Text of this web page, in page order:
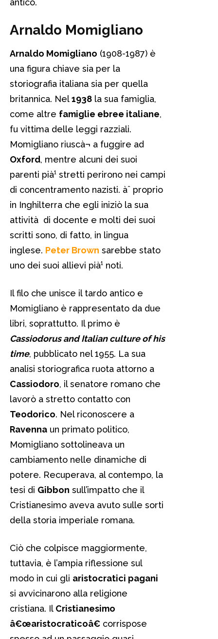
antico.
Arnaldo Momigliano
Arnaldo Momigliano (1908-1987) è
una figura chiave sia per la
storiografia italiana sia per quella
britannica. Nel1938 la sua famiglia,
come altre famiglie ebree italiane,
fu vittima delle leggi razziali.
Momigliano riuscà¬ a fuggire ad
Oxford, mentre alcuni dei suoi
parenti pià¹ stretti perirono nei campi
di concentramento nazisti. àˆ proprio
in Inghilterra che egli iniziò la sua
attività di docente e molti dei suoi
scritti sono, di fatto, in lingua
inglese. Peter Brown sarebbe stato
uno dei suoi allievi pià¹ noti.
Il filo che unisce il tardo antico e
Momigliano è rappresentato da due
libri, soprattutto. Il primo è
Cassiodorus and Italian culture of his
time, pubblicato nel 1955. La sua
analisi storiografica ruota attorno a
Cassiodoro, il senatore romano che
lavorò a stretto contatto con
Teodorico. Nel riconoscere a
Ravenna un primato politico,
Momigliano sottolineava un
cambiamento nelle dinamiche di
potere. Recuperava, al contempo, la
tesi di Gibbon sull’impatto che il
Cristianesimo aveva avuto sulle sorti
della storia imperiale romana.
Ciò che colpisce maggiormente,
tuttavia, è l’ampia riflessione sul
modo in cui gli aristocratici pagani
si avvicinarono alla religione
cristiana. Il Cristianesimo
â€œaristocraticoâ€ corrispose